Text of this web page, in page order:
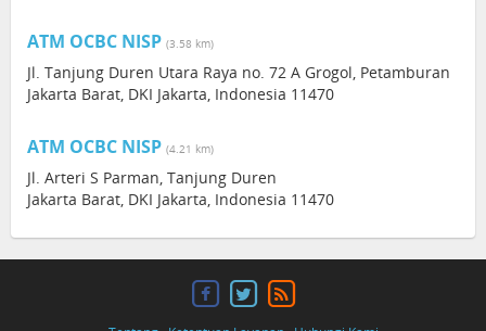
ATM OCBC NISP (3.58 km)
Jl. Tanjung Duren Utara Raya no. 72 A Grogol, Petamburan
Jakarta Barat, DKI Jakarta, Indonesia 11470
ATM OCBC NISP (4.21 km)
Jl. Arteri S Parman, Tanjung Duren
Jakarta Barat, DKI Jakarta, Indonesia 11470